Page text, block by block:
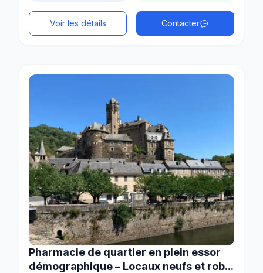
Voir les détails Contacter
Pharmacie de quartier en plein essor
démographique – Locaux neufs et rob...